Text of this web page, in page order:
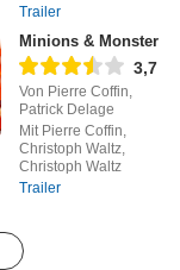
Trailer
Minions & Monster
3,7
Von Pierre Coffin,
Patrick Delage
Mit Pierre Coffin,
Christoph Waltz,
Christoph Waltz
Trailer